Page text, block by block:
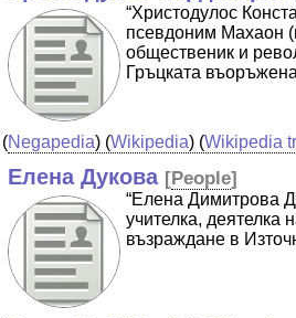
“Христодулос
псевдоним Махаон
общественик и
Гръцката
(Negapedia) (Wikipedia) (Wikipedia
Елена Дукова [People]
“Елена Димитрова
учителка, деятелка
възраждане в